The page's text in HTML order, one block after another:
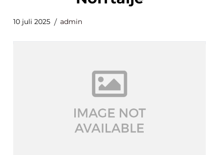
10 juli 2025 admin